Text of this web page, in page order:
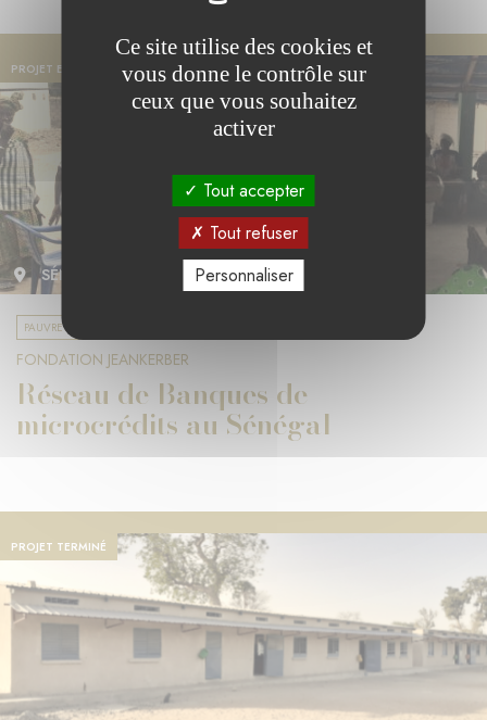
PROJET EN COURS
SÉNÉGAL
PAUVRETÉ ET COHÉSION SOCIALE
FONDATION JEANKERBER
Réseau de Banques de
microcrédits au Sénégal
PROJET TERMINÉ
Ce site utilise des cookies et
vous donne le contrôle sur
ceux que vous souhaitez
activer
Tout accepter
Tout refuser
Personnaliser